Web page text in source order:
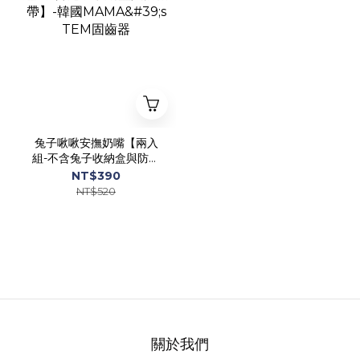
兔子啾啾安撫奶嘴【兩入
組-不含兔子收納盒與防落
帶】-韓國MAMA's TEM固
齒器
NT$390
NT$520
關於我們